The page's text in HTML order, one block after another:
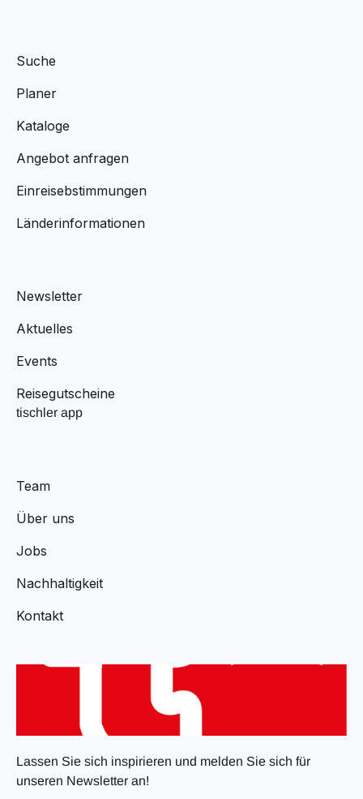
Suche
Planer
Kataloge
Angebot anfragen
Einreisebstimmungen
Länderinformationen
Newsletter
Aktuelles
Events
Reisegutscheine
tischler app
Team
Über uns
Jobs
Nachhaltigkeit
Kontakt
Lassen Sie sich inspirieren und melden Sie sich für
unseren Newsletter an!